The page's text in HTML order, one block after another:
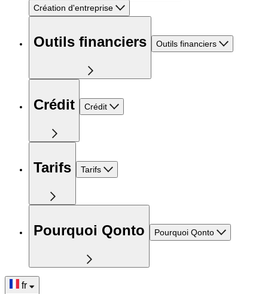
Création d'entreprise
Outils financiers Outils financiers
Crédit Crédit
Tarifs Tarifs
Pourquoi Qonto Pourquoi Qonto
fr